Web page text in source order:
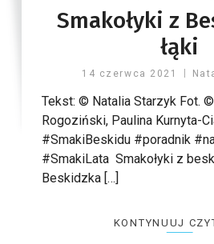
Smakołyki z
łąki
14 czerwca 2021
Tekst: © Natalia Starzyk Fot.
Rogoziński, Paulina Kurnyta-
#SmakiBeskidu #poradnik
#SmakiLata Smakołyki z
Beskidzka […]
KONTYNUUJ